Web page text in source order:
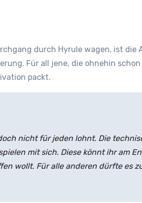
durch Hyrule wagen, ist
Für all jene, die ohnehin
packt.
nicht für jeden lohnt. Die
mit sich. Diese könnt ihr am
wollt. Für alle anderen dürfte es